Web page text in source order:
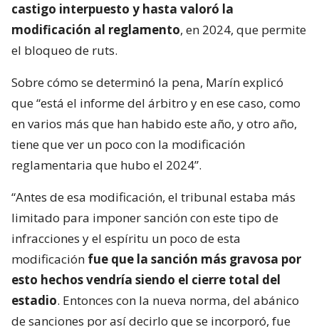
castigo interpuesto y hasta valoró la
modificación al reglamento, en 2024, que permite
el bloqueo de ruts.
Sobre cómo se determinó la pena, Marín explicó
que “está el informe del árbitro y en ese caso, como
en varios más que han habido este año, y otro año,
tiene que ver un poco con la modificación
reglamentaria que hubo el 2024”.
“Antes de esa modificación, el tribunal estaba más
limitado para imponer sanción con este tipo de
infracciones y el espíritu un poco de esta
modificación fue que la sanción más gravosa por
esto hechos vendría siendo el cierre total del
estadio. Entonces con la nueva norma, del abánico
de sanciones por así decirlo que se incorporó, fue